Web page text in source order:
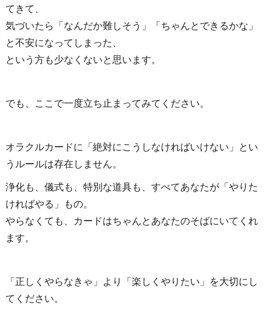
てきて、
気づいたら「なんだか難しそう」「ちゃんとできるかな」
と不安になってしまった、
という方も少なくないと思います。
でも、ここで一度立ち止まってみてください。
オラクルカードに「絶対にこうしなければいけない」とい
うルールは存在しません。
浄化も、儀式も、特別な道具も、すべてあなたが「やりた
ければやる」もの。
やらなくても、カードはちゃんとあなたのそばにいてくれ
ます。
「正しくやらなきゃ」より「楽しくやりたい」を大切にし
てください。